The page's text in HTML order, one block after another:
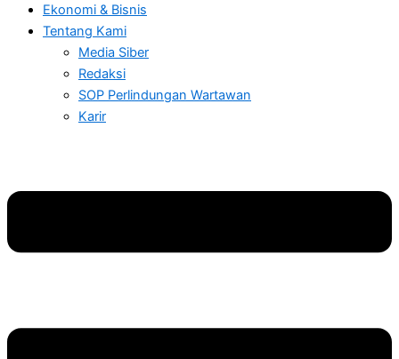
Ekonomi & Bisnis
Tentang Kami
Media Siber
Redaksi
SOP Perlindungan Wartawan
Karir